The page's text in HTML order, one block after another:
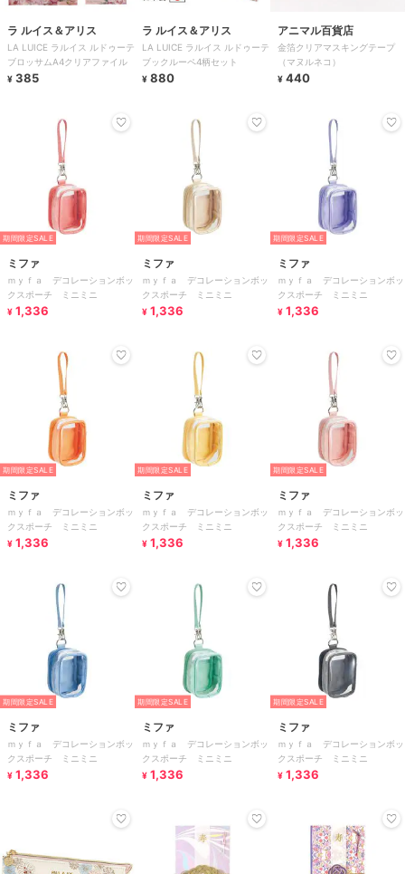
ラ ルイス＆アリス
LA LUICE ラルイス ルドゥーテ
ブロッサムA4クリアファイル
¥ 385
ラ ルイス＆アリス
LA LUICE ラルイス ルドゥーテ
ブックルーペ4柄セット
¥ 880
アニマル百貨店
金箔クリアマスキングテープ
（マヌルネコ）
¥ 440
期間限定SALE
ミファ
ｍｙｆａ デコレーションボッ
クスポーチ ミニミニ
¥ 1,336
期間限定SALE
ミファ
ｍｙｆａ デコレーションボッ
クスポーチ ミニミニ
¥ 1,336
期間限定SALE
ミファ
ｍｙｆａ デコレーションボッ
クスポーチ ミニミニ
¥ 1,336
期間限定SALE
ミファ
ｍｙｆａ デコレーションボッ
クスポーチ ミニミニ
¥ 1,336
期間限定SALE
ミファ
ｍｙｆａ デコレーションボッ
クスポーチ ミニミニ
¥ 1,336
期間限定SALE
ミファ
ｍｙｆａ デコレーションボッ
クスポーチ ミニミニ
¥ 1,336
期間限定SALE
ミファ
ｍｙｆａ デコレーションボッ
クスポーチ ミニミニ
¥ 1,336
期間限定SALE
ミファ
ｍｙｆａ デコレーションボッ
クスポーチ ミニミニ
¥ 1,336
期間限定SALE
ミファ
ｍｙｆａ デコレーションボッ
クスポーチ ミニミニ
¥ 1,336